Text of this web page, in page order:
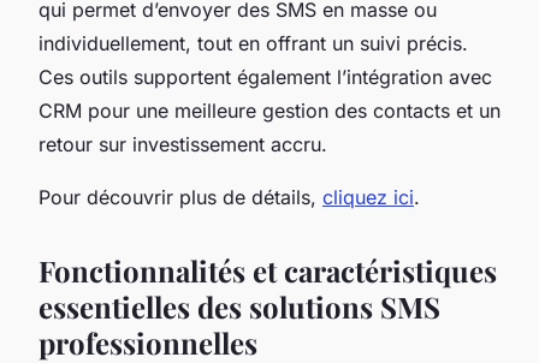
qui permet d’envoyer des SMS en masse ou
individuellement, tout en offrant un suivi précis.
Ces outils supportent également l’intégration avec
CRM pour une meilleure gestion des contacts et un
retour sur investissement accru.
Pour découvrir plus de détails, cliquez ici.
Fonctionnalités et caractéristiques
essentielles des solutions SMS
professionnelles